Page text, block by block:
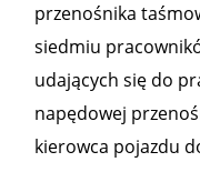
przenośnika
siedmiu
udających się do
napędowej
kierowca pojazdu